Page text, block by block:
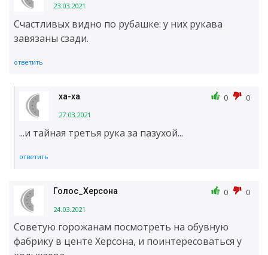
23.03.2021
Счастливых видно по рубашке: у них рукава
завязаны сзади.
ответить
ха-ха
27.03.2021
0 0
...и тайная третья рука за пазухой...
ответить
Голос_Херсона
24.03.2021
0 0
Советую горожанам посмотреть на обувную
фабрику в центе Херсона, и поинтересоваться у